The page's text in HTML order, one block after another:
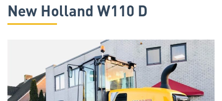
New Holland W110 D